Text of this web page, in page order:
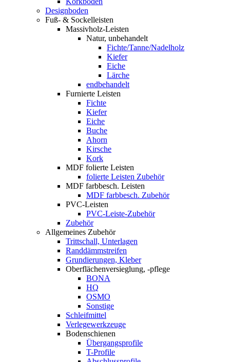
Designboden
Fuß- & Sockelleisten
Massivholz-Leisten
Natur, unbehandelt
Fichte/Tanne/Nadelholz
Kiefer
Eiche
Lärche
endbehandelt
Furnierte Leisten
Fichte
Kiefer
Eiche
Buche
Ahorn
Kirsche
Kork
MDF folierte Leisten
folierte Leisten Zubehör
MDF farbbesch. Leisten
MDF farbbesch. Zubehör
PVC-Leisten
PVC-Leiste-Zubehör
Zubehör
Allgemeines Zubehör
Trittschall, Unterlagen
Randdämmstreifen
Grundierungen, Kleber
Oberflächenversieglung, -pflege
BONA
HQ
OSMO
Sonstige
Schleifmittel
Verlegewerkzeuge
Bodenschienen
Übergangsprofile
T-Profile